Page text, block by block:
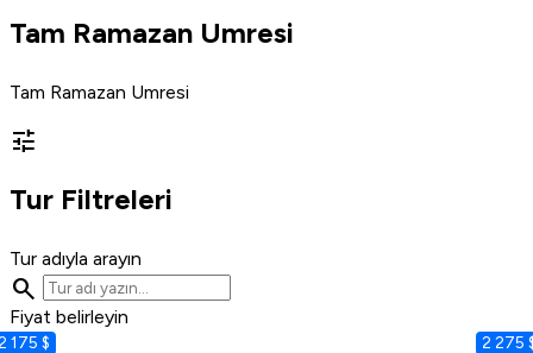
Tam Ramazan Umresi
Tam Ramazan Umresi
tune
Tur Filtreleri
Tur adıyla arayın
search
Fiyat belirleyin
175 $ 2 275